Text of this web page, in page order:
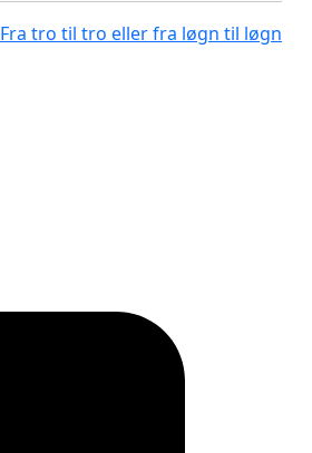
Fra tro til tro eller fra løgn til løgn